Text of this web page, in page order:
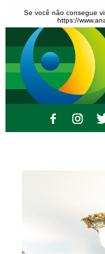
Se você não consegue
https://